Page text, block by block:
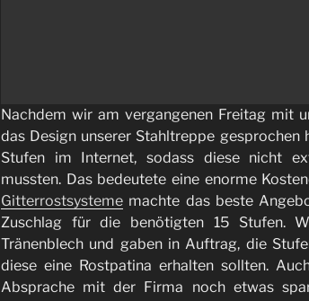
Nachdem wir am vergangenen Freitag mit
das Design unserer Stahltreppe gesprochen
Stufen im Internet, sodass diese nicht
mussten. Das bedeutete eine enorme
Gitterrostsysteme machte das beste
Zuschlag für die benötigten 15 Stufen.
Tränenblech und gaben in Auftrag, die
diese eine Rostpatina erhalten sollten.
Absprache mit der Firma noch etwas